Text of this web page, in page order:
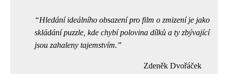
Hledání ideálního obsazení pro film o zmizení je jako
skládání puzzle, kde chybí polovina dílků a ty zbývající
jsou zahaleny tajemstvím.
Zdeněk Dvořáček